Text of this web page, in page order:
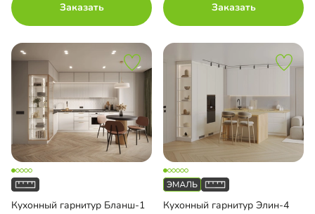
Заказать Заказать
Кухонный гарнитур Бланш-1 Кухонный гарнитур Элин-4